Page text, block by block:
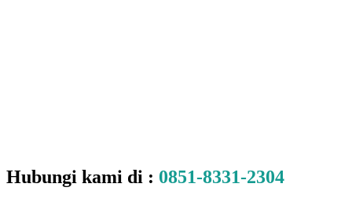
Hubungi kami di : 0851-8331-2304